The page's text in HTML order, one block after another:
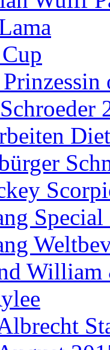
William